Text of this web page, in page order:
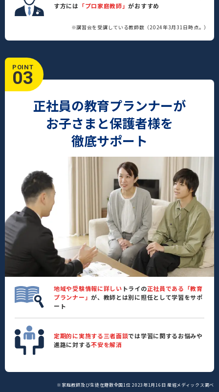
す方には 「プロ家庭教師」がおすすめ
※講習会を受講している教師数（2024年3月31日時点。）
POINT
03
正社員の教育プランナーが
お子さまと保護者様を
徹底サポート
地域や受験情報に詳しい トライの正社員である「教育
プランナー」が、教師とは別に担任として学習をサポ
ート
定期的に実施する三者面談では学習に関するお悩みや
進路に対する不安を解消
※家庭教師及び生徒在籍数全国1位 2023年1月16日 産經メディックス調べ